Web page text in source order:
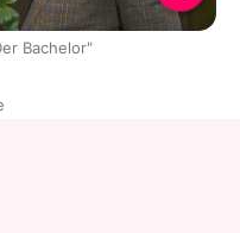
Bachelor"